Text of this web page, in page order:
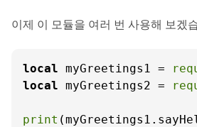
이제 이 모듈을 여러 번 사용해 보겠
local myGreetings1 =
local myGreetings2 =
print